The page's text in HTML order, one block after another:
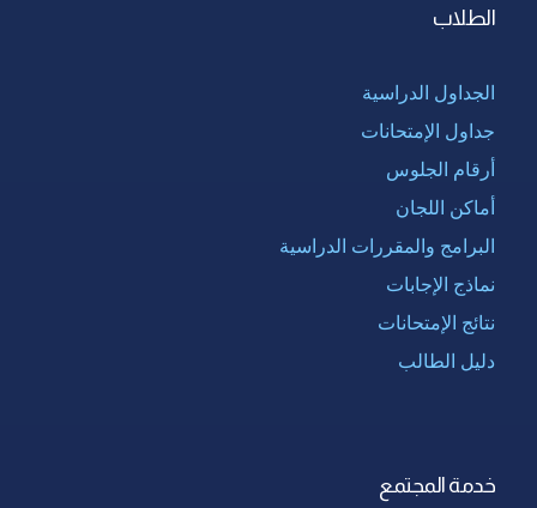
الطلاب
الجداول الدراسية
جداول الإمتحانات
أرقام الجلوس
أماكن اللجان
البرامج والمقررات الدراسية
نماذج الإجابات
نتائج الإمتحانات
دليل الطالب
خدمة المجتمع